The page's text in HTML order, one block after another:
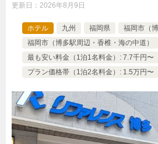
更新日： 2026年8月9日
ホテル 九州 福岡県
福岡市（
福岡市（博多駅周辺・香椎・海の中道）
最も安い料金（1泊1名料金）: 7.7千円〜
プラン価格帯（1泊2名料金）: 1.5万円〜